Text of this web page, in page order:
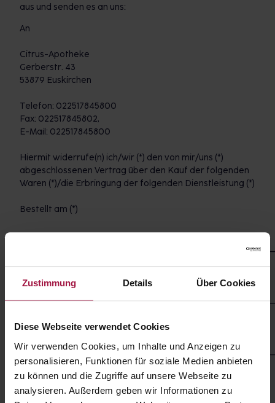
Zustimmung Details Über Cookies
Diese Webseite verwendet Cookies
Wir verwenden Cookies, um Inhalte und Anzeigen zu
personalisieren, Funktionen für soziale Medien anbieten
zu können und die Zugriffe auf unsere Webseite zu
analysieren. Außerdem geben wir Informationen zu
aus und senden es an uns:
An
Citrus-Apotheke
Gerberstr. 43
53879 Euskirchen
Telefon: 022517845800
Fax: 022517845802,
E-Mail: 022517845800
Hiermit widerrufe(n) ich/wir (*) den von mir/uns (*)
abgeschlossenen Vertrag über den Kauf der folgenden
Waren (*)/die Erbringung der folgenden Dienstleistung (*)
Bestellt am (*)
Anschrift des/der Verbraucher(s)